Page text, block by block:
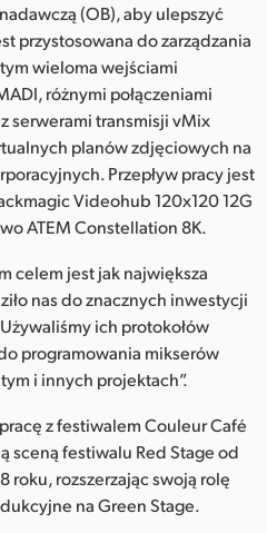
(OB), aby ulepszyć
przystosowana do zarządzania
wieloma wejściami
różnymi połączeniami
serwerami transmisji vMix
planów zdjęciowych na
Przepływ pracy jest
Videohub 120x120 12G
ATEM Constellation 8K.
celem jest jak największa
nas do znacznych inwestycji
ich protokołów
programowania mikserów
i innych projektach”.
z festiwalem Couleur Café
sceną festiwalu Red Stage od
roku, rozszerzając swoją rolę
na Green Stage.